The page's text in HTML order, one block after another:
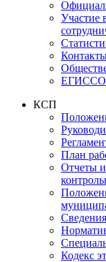
Участие
ЕГИССО
КСП
План
Отчеты
Кодекс